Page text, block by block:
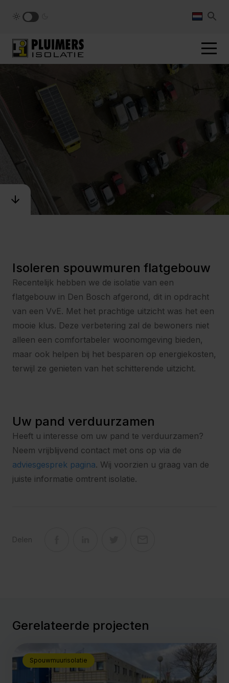
Isoleren spouwmuren flatgebouw
Recentelijk hebben we de isolatie van een
flatgebouw in Den Bosch afgerond, dit in opdracht
van een VvE. Met het prachtige uitzicht was het een
mooie klus. Deze verbetering zal de bewoners niet
alleen een comfortabeler woonomgeving bieden,
maar ook helpen bij het besparen op energiekosten,
terwijl ze genieten van het schitterende uitzicht.
Uw pand verduurzamen
Heeft u interesse om uw pand te verduurzamen?
Neem vrijblijvend contact met ons op via de
adviesgesprek pagina. Wij voorzien u graag van de
juiste informatie omtrent isolatie.
Delen
Gerelateerde projecten
Spouwmuurisolatie